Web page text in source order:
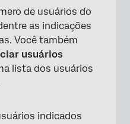
de usuários do
as indicações
Você também
usuários
lista dos usuários
indicados